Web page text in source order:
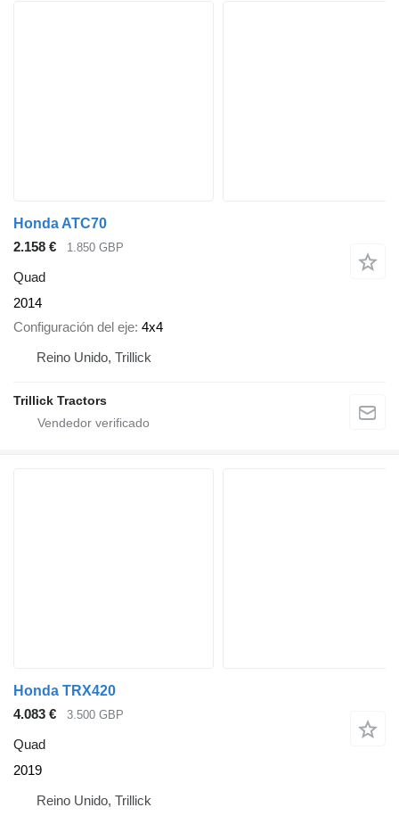
Honda ATC70
2.158 €
1.850 GBP
Quad
2014
Configuración del eje 4x4
Reino Unido, Trillick
Trillick Tractors
Honda TRX420
4.083 €
3.500 GBP
Quad
2019
Reino Unido, Trillick